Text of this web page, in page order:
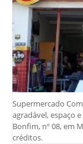
Supermercado
agradável, espaço
Bonfim, nº 08, em
créditos.